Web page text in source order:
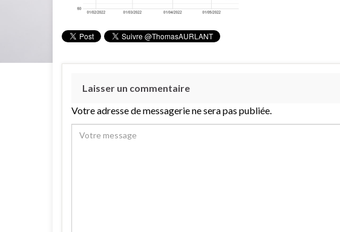
Laisser un commentaire
Votre adresse de messagerie ne sera pas publiée.